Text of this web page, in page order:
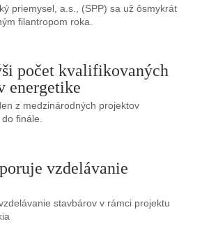
priemysel, a.s., (SPP) sa už ôsmykrát
filantropom roka.
počet kvalifikovaných
energetike
z medzinárodných projektov
finále.
vzdelávanie
stavbárov v rámci projektu